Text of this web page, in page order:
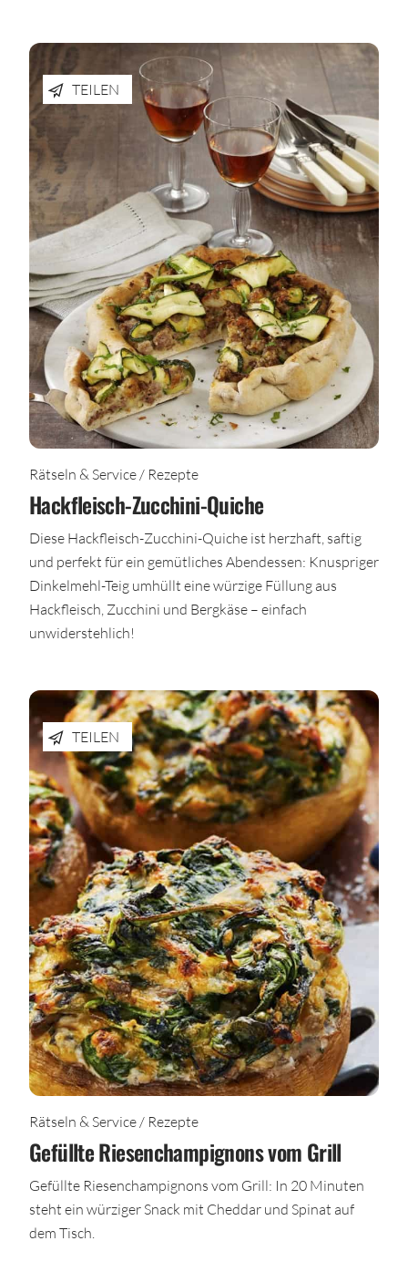
TEILEN
Rätseln & Service / Rezepte
Hackfleisch-Zucchini-Quiche
Diese Hackfleisch-Zucchini-Quiche ist herzhaft, saftig
und perfekt für ein gemütliches Abendessen: Knuspriger
Dinkelmehl-Teig umhüllt eine würzige Füllung aus
Hackfleisch, Zucchini und Bergkäse – einfach
unwiderstehlich!
TEILEN
Rätseln & Service / Rezepte
Gefüllte Riesenchampignons vom Grill
Gefüllte Riesenchampignons vom Grill: In 20 Minuten
steht ein würziger Snack mit Cheddar und Spinat auf
dem Tisch.